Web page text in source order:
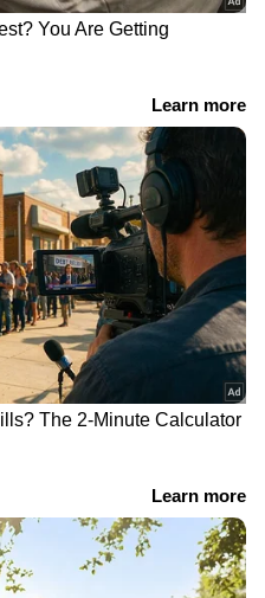
തുല്യ
അൽപം പാൽ
ഉണ്ടാക്കുക. ശേഷം
മസാജ് ചെയ്യുക. 15
വെള്ളത്തിൽ മുഖം
മൂന്നോ തവണ